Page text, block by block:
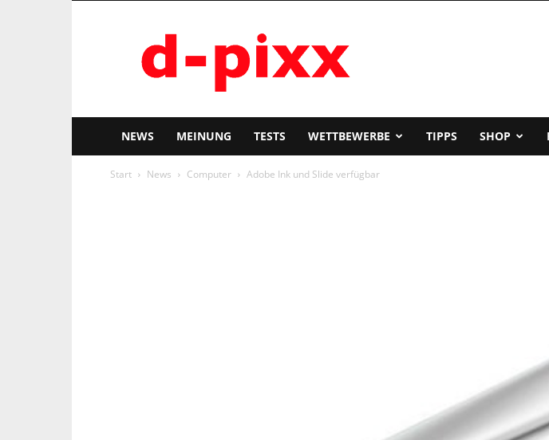
pixx
NEWS MEINUNG TESTS WETTBEWERBE TIPPS SHOP
Start News Computer Adobe Ink und Slide verfügbar